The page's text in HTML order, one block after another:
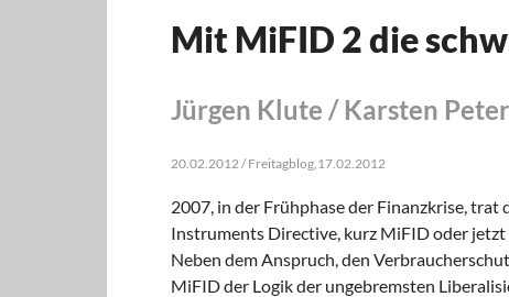
Mit MiFID 2 die
Jürgen Klute / Karsten
20.02.2012 / Freitagblog,17.02.2012
2007, in der Frühphase der Finanzkrise,
Instruments Directive, kurz MiFID oder
Neben dem Anspruch, den
MiFID der Logik der ungebremsten